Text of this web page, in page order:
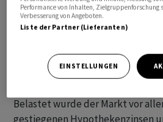
Preisdaten vom
Trend eines sich erholenden
Zahlen vom Dienstag weiter zu,
die Raten aber immer noch
Belastet wurde der Markt vor
gestiegenen Hypothekenzinsen
Performance von Inhalten, Zielgruppenforschung
Verbesserung von Angeboten.
Liste der Partner (Lieferanten)
EINSTELLUNGEN